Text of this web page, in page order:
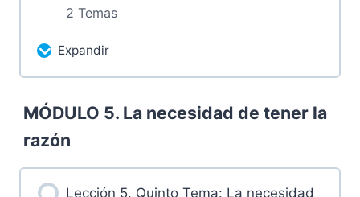
3.2 Tareas luego de la sesión
2 Temas
Expandir
Más contenidos...
0% Completado 0/2 pasos
de 2024
MÓDULO 5. La necesidad de tener la
razón
Lección 5. Quinto Tema: La necesidad